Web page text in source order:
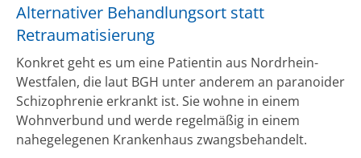
Alternativer Behandlungsort statt
Retraumatisierung
Konkret geht es um eine Patientin aus Nordrhein-
Westfalen, die laut BGH unter anderem an paranoider
Schizophrenie erkrankt ist. Sie wohne in einem
Wohnverbund und werde regelmäßig in einem
nahegelegenen Krankenhaus zwangsbehandelt.